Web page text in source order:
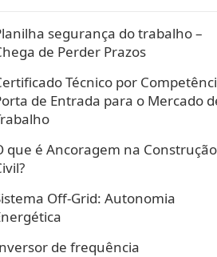
segurança do trabalho –
de Perder Prazos
Técnico por
de Entrada para o Mercado
que é Ancoragem na Construção
Off-Grid: Autonomia
de frequência